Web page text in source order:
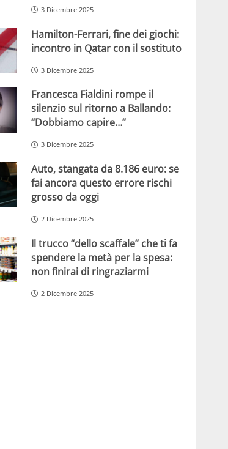
3 Dicembre 2025
Hamilton-Ferrari, fine dei giochi:
incontro in Qatar con il sostituto
3 Dicembre 2025
Francesca Fialdini rompe il
silenzio sul ritorno a Ballando:
“Dobbiamo capire…”
3 Dicembre 2025
Auto, stangata da 8.186 euro: se
fai ancora questo errore rischi
grosso da oggi
2 Dicembre 2025
Il trucco “dello scaffale” che ti fa
spendere la metà per la spesa:
non finirai di ringraziarmi
2 Dicembre 2025